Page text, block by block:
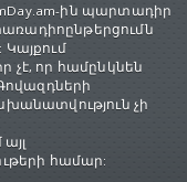
ին պարտադիր
Կայքում
որ համընկնեն
չի
համար: